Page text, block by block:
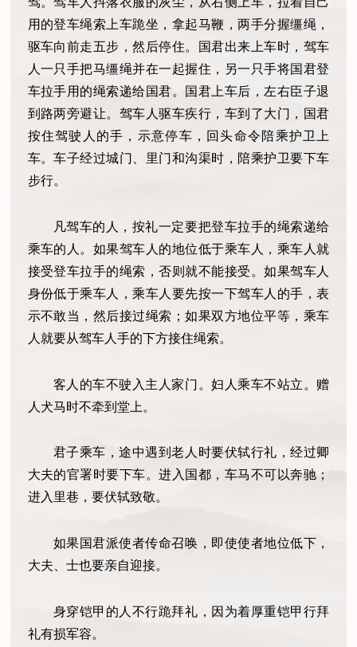
用的登车绳索上车跪坐，拿起马鞭，两手分握缰绳，
驱车向前走五步，然后停住。国君出来上车时，驾车
人一只手把马缰绳并在一起握住，另一只手将国君登
车拉手用的绳索递给国君。国君上车后，左右臣子退
到路两旁避让。驾车人驱车疾行，车到了大门，国君
按住驾驶人的手，示意停车，回头命令陪乘护卫上
车。车子经过城门、里门和沟渠时，陪乘护卫要下车
步行。
凡驾车的人，按礼一定要把登车拉手的绳索递给
乘车的人。如果驾车人的地位低于乘车人，乘车人就
接受登车拉手的绳索，否则就不能接受。如果驾车人
身份低于乘车人，乘车人要先按一下驾车人的手，表
示不敢当，然后接过绳索；如果双方地位平等，乘车
人就要从驾车人手的下方接住绳索。
客人的车不驶入主人家门。妇人乘车不站立。赠
人犬马时不牵到堂上。
君子乘车，途中遇到老人时要伏轼行礼，经过卿
大夫的官署时要下车。进入国都，车马不可以奔驰；
进入里巷，要伏轼致敬。
如果国君派使者传命召唤，即使使者地位低下，
大夫、士也要亲自迎接。
身穿铠甲的人不行跪拜礼，因为着厚重铠甲行拜
礼有损军容。